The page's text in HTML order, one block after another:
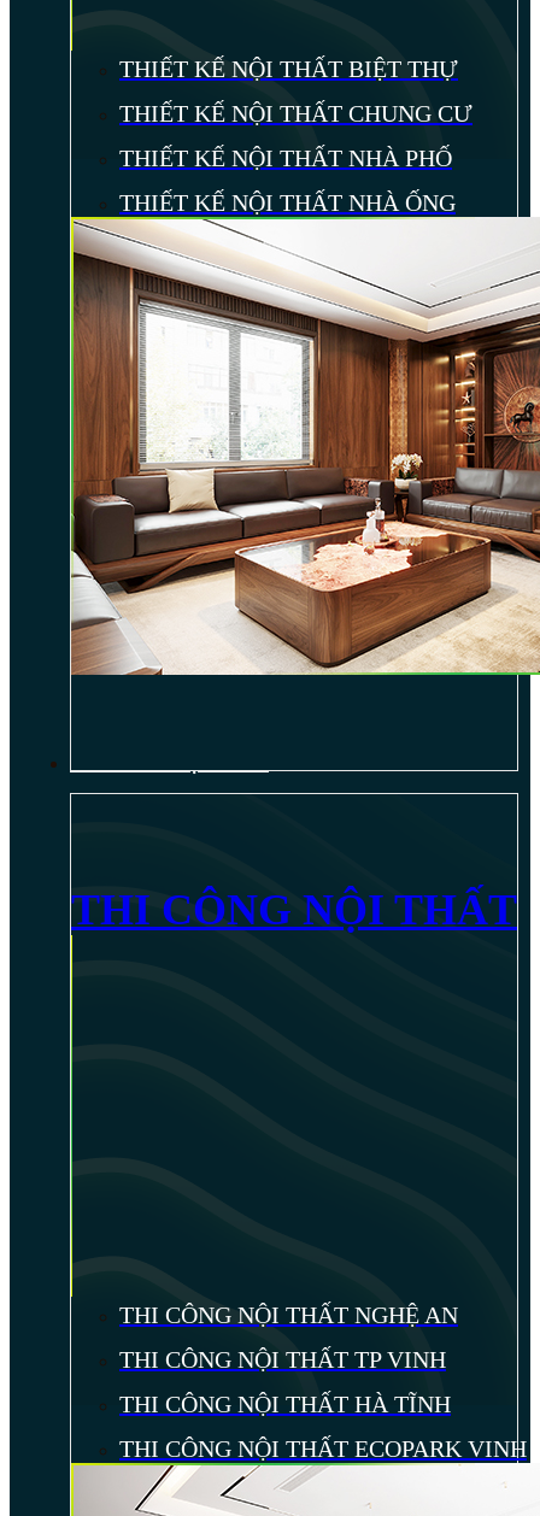
THIẾT KẾ NỘI THẤT BIỆT THỰ
THIẾT KẾ NỘI THẤT CHUNG CƯ
THIẾT KẾ NỘI THẤT NHÀ PHỐ
THIẾT KẾ NỘI THẤT NHÀ ỐNG
THI CÔNG NỘI THẤT
THI CÔNG NỘI THẤT NGHỆ AN
THI CÔNG NỘI THẤT TP VINH
THI CÔNG NỘI THẤT HÀ TĨNH
THI CÔNG NỘI THẤT ECOPARK VINH